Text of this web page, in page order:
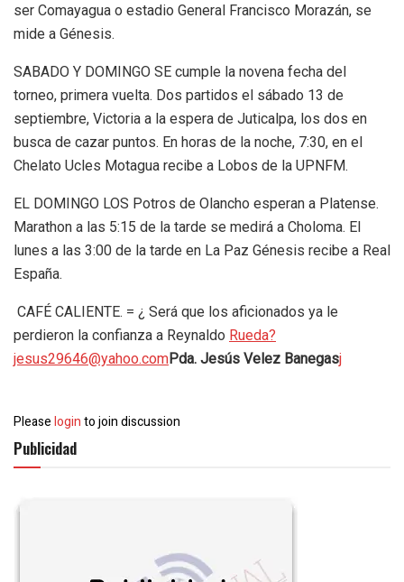
ser Comayagua o estadio General Francisco Morazán, se
mide a Génesis.
SABADO Y DOMINGO SE cumple la novena fecha del
torneo, primera vuelta. Dos partidos el sábado 13 de
septiembre, Victoria a la espera de Juticalpa, los dos en
busca de cazar puntos. En horas de la noche, 7:30, en el
Chelato Ucles Motagua recibe a Lobos de la UPNFM.
EL DOMINGO LOS Potros de Olancho esperan a Platense.
Marathon a las 5:15 de la tarde se medirá a Choloma. El
lunes a las 3:00 de la tarde en La Paz Génesis recibe a Real
España.
CAFÉ CALIENTE. = ¿ Será que los aficionados ya le
perdieron la confianza a Reynaldo Rueda?
jesus29646@yahoo.comPda. Jesús Velez Banegasj
Pleaseloginto join discussion
Publicidad